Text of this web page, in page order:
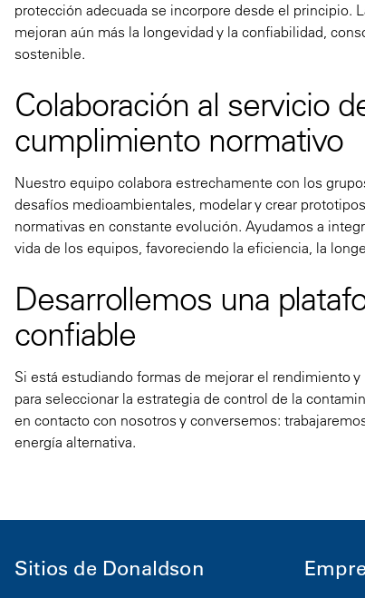
protección adecuada se incorpore desde el principio.
mejoran aún más la longevidad y la confiabilidad,
sostenible.
Colaboración al servicio
cumplimiento normativo
Nuestro equipo colabora estrechamente con los
desafíos medioambientales, modelar y crear
normativas en constante evolución. Ayudamos a
vida de los equipos, favoreciendo la eficiencia, la
Desarrollemos una
confiable
Si está estudiando formas de mejorar el rendimiento
para seleccionar la estrategia de control de la
en contacto con nosotros y conversemos:
energía alternativa.
Sitios de Donaldson